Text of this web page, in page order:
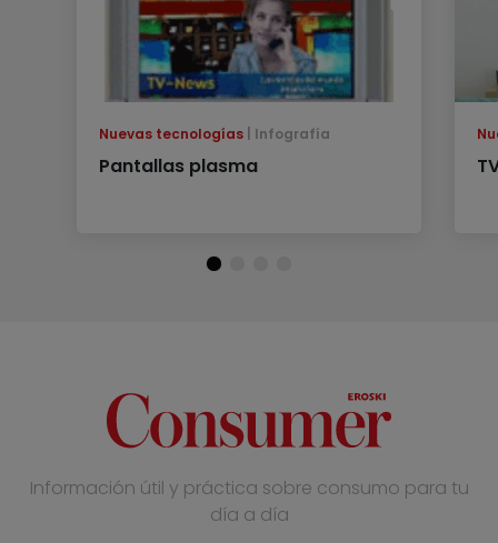
Nuevas tecnologías Infografía
Pantallas plasma
Información útil y práctica sobre consumo para tu
día a día